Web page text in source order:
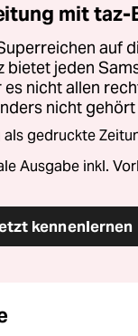
mit
auf
bietet jeden
nicht allen
nicht gehört
gedruckte
Ausgabe inkl.
kennenlernen